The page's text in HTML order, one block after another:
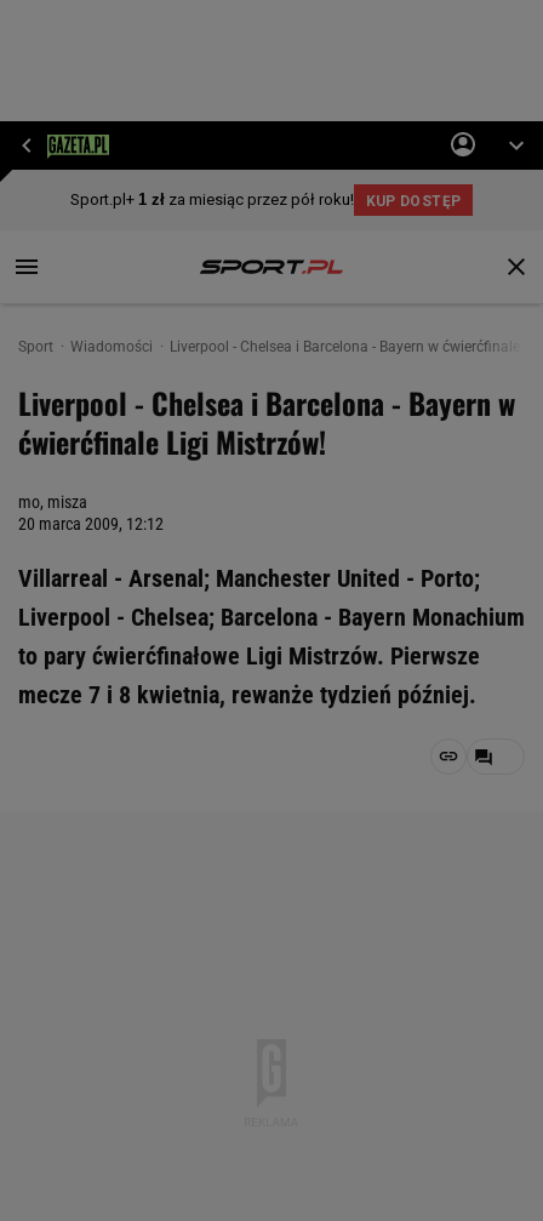
Sport Wiadomości Liverpool - Chelsea i Barcelona - Bayern w ćwierćfinale
Liverpool - Chelsea i Barcelona - Bayern w
ćwierćfinale Ligi Mistrzów!
mo, misza
20 marca 2009, 12:12
Villarreal - Arsenal; Manchester United - Porto;
Liverpool - Chelsea; Barcelona - Bayern Monachium
to pary ćwierćfinałowe Ligi Mistrzów. Pierwsze
mecze 7 i 8 kwietnia, rewanże tydzień później.